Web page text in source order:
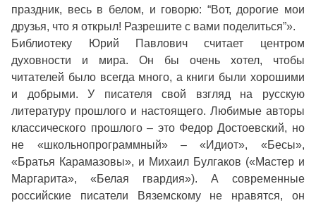
праздник, весь в белом, и говорю: “Вот, дорогие мои
друзья, что я открыл! Разрешите с вами поделиться”».
Библиотеку Юрий Павлович считает центром
духовности и мира. Он бы очень хотел, чтобы
читателей было всегда много, а книги были хорошими
и добрыми. У писателя свой взгляд на русскую
литературу прошлого и настоящего. Любимые авторы
классического прошлого – это Федор Достоевский, но
не «школьнопрограммный» – «Идиот», «Бесы»,
«Братья Карамазовы», и Михаил Булгаков («Мастер и
Маргарита», «Белая гвардия»). А современные
российские писатели Вяземскому не нравятся, он